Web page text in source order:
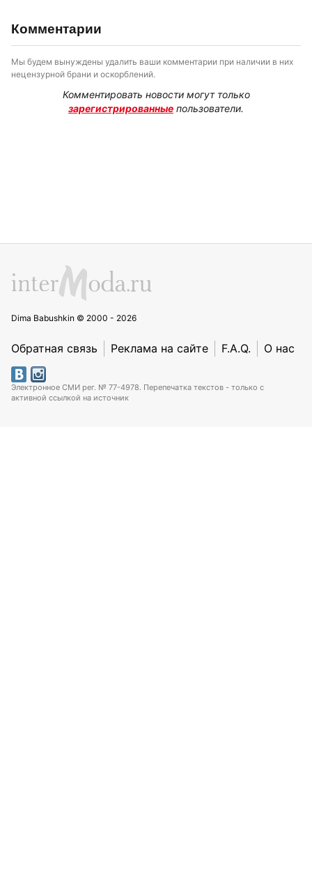
Комментарии
Мы будем вынуждены удалить ваши комментарии при наличии в них
нецензурной брани и оскорблений.
Комментировать новости могут только
зарегистрированные пользователи.
Dima Babushkin © 2000 - 2026
Обратная связь Реклама на сайте F.A.Q. О нас
Электронное СМИ рег. № 77-4978. Перепечатка текстов - только с
активной ссылкой на источник